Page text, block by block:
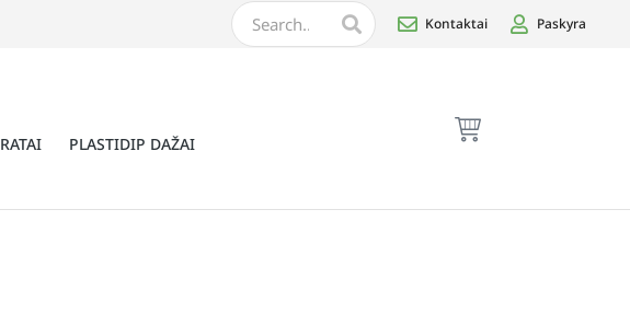
Kontaktai Paskyra
RATAI PLASTIDIP DAŽAI